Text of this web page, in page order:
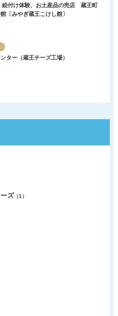
絵付け体験、お土産品の売店 蔵王町
〔みやぎ蔵王こけし館〕
ター（蔵王チーズ工場）
ズ （1）